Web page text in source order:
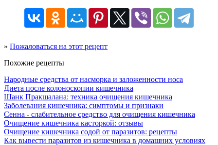
» Пожаловаться на этот рецепт
Похожие рецепты
Народные средства от насморка и заложенности носа
Диета после колоноскопии кишечника
Шанк Пракшалана: техника очищения кишечника
Заболевания кишечника: симптомы и признаки
Сенна - слабительное средство для очищения кишечника
Очищение кишечника касторкой: отзывы
Очищение кишечника содой от паразитов: рецепты
Как вывести паразитов из кишечника в домашних условиях